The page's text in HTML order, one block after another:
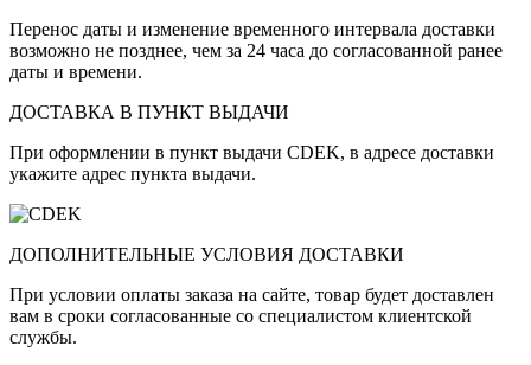
Перенос даты и изменение временного интервала доставки
возможно не позднее, чем за 24 часа до согласованной ранее
даты и времени.
ДОСТАВКА В ПУНКТ ВЫДАЧИ
При оформлении в пункт выдачи CDEK, в адресе доставки
укажите адрес пункта выдачи.
ДОПОЛНИТЕЛЬНЫЕ УСЛОВИЯ ДОСТАВКИ
При условии оплаты заказа на сайте, товар будет доставлен
вам в сроки согласованные со специалистом клиентской
службы.